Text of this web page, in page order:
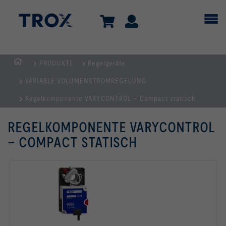
AUSTRIA
| Komponenten,
Geräte
Klimatisierung
PRODUKTE Regelgeräte
VARIABLE VOLUMENSTROMREGELUNG
Regelkomponente VARYCONTROL – Compact statisch
REGELKOMPONENTE VARYCONTROL
– COMPACT STATISCH